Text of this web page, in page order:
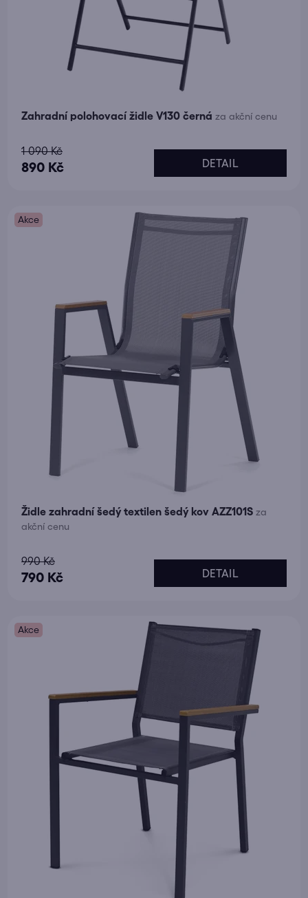
Zahradní polohovací židle V130 černá za akční cenu
Průměrné
hodnocení
5,0
890 Kč
1 090 Kč
DETAIL
Akce
Židle zahradní šedý textilen šedý kov AZZ101S za
akční cenu
Průměrné
hodnocení
5,0
790 Kč
990 Kč
DETAIL
Akce